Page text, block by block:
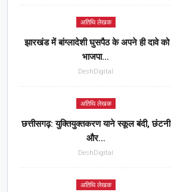
अतिथि लेखक
झारखंड में बांग्लादेशी घुसपैठ के अपने ही दावे को
भाजपा…
DeshDigital
अतिथि लेखक
छत्तीसगढ़: युक्तियुक्तकरण याने स्कूल बंदी, छंटनी
और…
DeshDigital
अतिथि लेखक